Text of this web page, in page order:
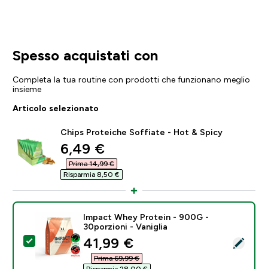
Spesso acquistati con
Completa la tua routine con prodotti che funzionano meglio
insieme
Articolo selezionato
Chips Proteiche Soffiate - Hot & Spicy
discounted price
6,49 €‎
Prima 14,99 €‎
Risparmia 8,50 €‎
Seleziona questo prodotto - Impact Whey Protein -
Impact Whey Protein - 900G -
30porzioni - Vaniglia
discounted price
41,99 €‎
Prima 69,99 €‎